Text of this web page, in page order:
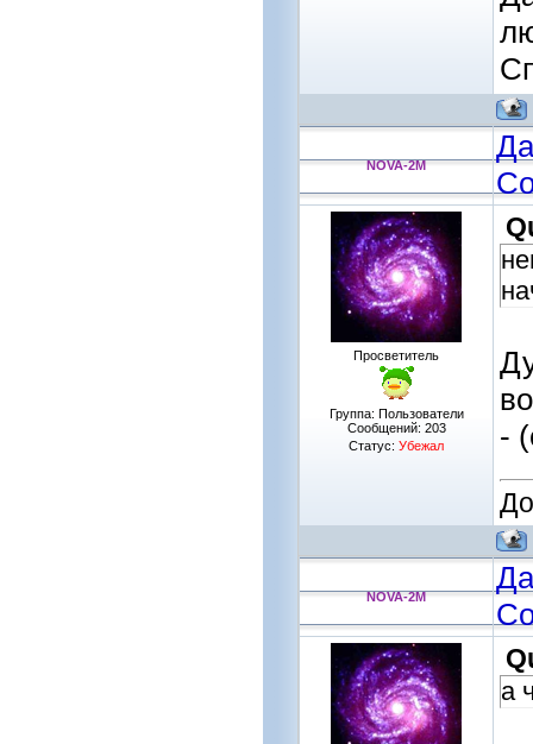
NOVA-2M
Просветитель
Группа: Пользователи
Сообщений: 203
Статус: Убежал
-
NOVA-2M
а